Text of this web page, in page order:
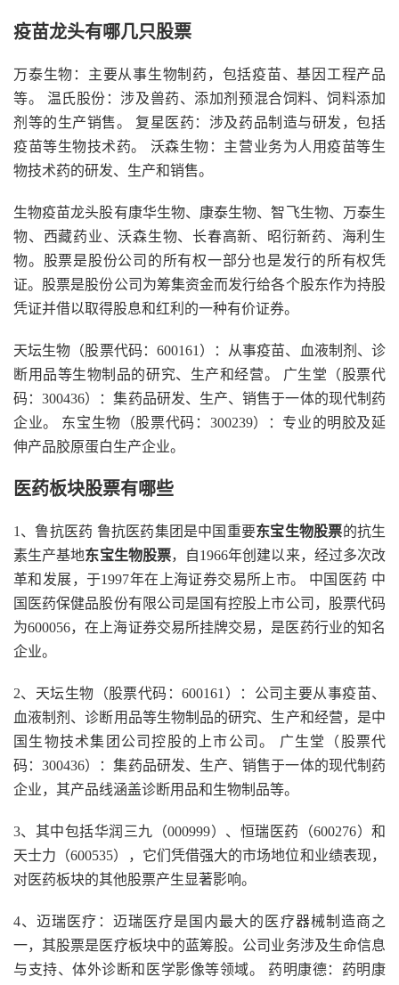
疫苗龙头有哪几只股票
万泰生物：主要从事生物制药，包括疫苗、基因工程产品
等。 温氏股份：涉及兽药、添加剂预混合饲料、饲料添加
剂等的生产销售。 复星医药：涉及药品制造与研发，包括
疫苗等生物技术药。 沃森生物：主营业务为人用疫苗等生
物技术药的研发、生产和销售。
生物疫苗龙头股有康华生物、康泰生物、智飞生物、万泰生
物、西藏药业、沃森生物、长春高新、昭衍新药、海利生
物。股票是股份公司的所有权一部分也是发行的所有权凭
证。股票是股份公司为筹集资金而发行给各个股东作为持股
凭证并借以取得股息和红利的一种有价证券。
天坛生物（股票代码：600161）：从事疫苗、血液制剂、诊
断用品等生物制品的研究、生产和经营。 广生堂（股票代
码：300436）：集药品研发、生产、销售于一体的现代制药
企业。 东宝生物（股票代码：300239）：专业的明胶及延
伸产品胶原蛋白生产企业。
医药板块股票有哪些
1、鲁抗医药 鲁抗医药集团是中国重要东宝生物股票的抗生
素生产基地东宝生物股票，自1966年创建以来，经过多次改
革和发展，于1997年在上海证券交易所上市。 中国医药 中
国医药保健品股份有限公司是国有控股上市公司，股票代码
为600056，在上海证券交易所挂牌交易，是医药行业的知名
企业。
2、天坛生物（股票代码：600161）：公司主要从事疫苗、
血液制剂、诊断用品等生物制品的研究、生产和经营，是中
国生物技术集团公司控股的上市公司。 广生堂（股票代
码：300436）：集药品研发、生产、销售于一体的现代制药
企业，其产品线涵盖诊断用品和生物制品等。
3、其中包括华润三九（000999）、恒瑞医药（600276）和
天士力（600535），它们凭借强大的市场地位和业绩表现，
对医药板块的其他股票产生显著影响。
4、迈瑞医疗：迈瑞医疗是国内最大的医疗器械制造商之
一，其股票是医疗板块中的蓝筹股。公司业务涉及生命信息
与支持、体外诊断和医学影像等领域。 药明康德：药明康